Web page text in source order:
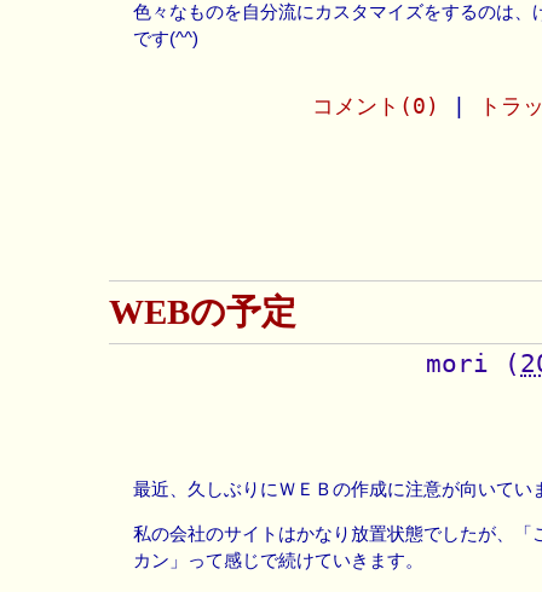
色々なものを自分流にカスタマイズをするのは、
です(^^)
コメント(0) トラ
WEBの予定
mori (
最近、久しぶりにＷＥＢの作成に注意が向いてい
私の会社のサイトはかなり放置状態でしたが、「
カン」って感じで続けていきます。